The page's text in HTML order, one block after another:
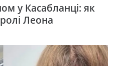
у Касабланці: як
Леона